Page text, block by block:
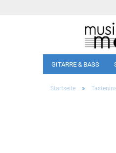
GITARRE & BASS
Startseite »